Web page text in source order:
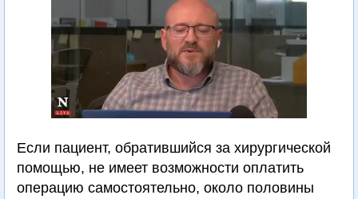
Если пациент, обратившийся за хирургической
помощью, не имеет возможности оплатить
операцию самостоятельно, около половины